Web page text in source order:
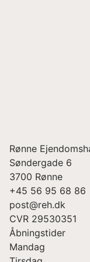
Rønne
Søndergade 6
3700 Rønne
+45 56 95 68 86
post@reh.dk
CVR 29530351
Åbningstider
Mandag